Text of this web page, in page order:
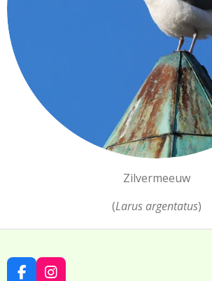
Zilvermeeuw
(Larus argentatus)
F I